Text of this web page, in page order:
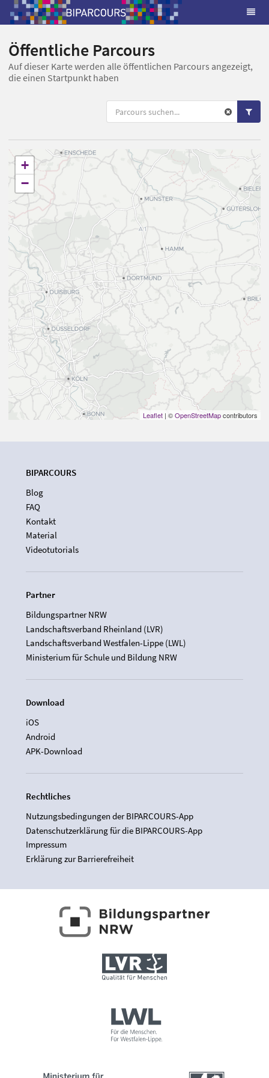
Öffentliche Parcours
Auf dieser Karte werden alle öffentlichen Parcours angezeigt,
die einen Startpunkt haben
+
−
Leaflet | ©OpenStreetMapcontributors
BIPARCOURS
Blog
FAQ
Kontakt
Material
Videotutorials
Partner
Bildungspartner NRW
Landschaftsverband Rheinland (LVR)
Landschaftsverband Westfalen-Lippe (LWL)
Ministerium für Schule und Bildung NRW
Download
iOS
Android
APK-Download
Rechtliches
Nutzungsbedingungen der BIPARCOURS-App
Datenschutzerklärung für die BIPARCOURS-App
Impressum
Erklärung zur Barrierefreiheit